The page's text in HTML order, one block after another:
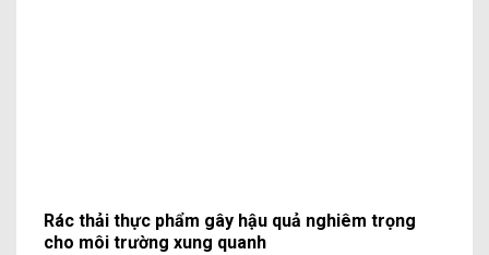
Rác thải thực phẩm gây hậu quả nghiêm trọng
cho môi trường xung quanh